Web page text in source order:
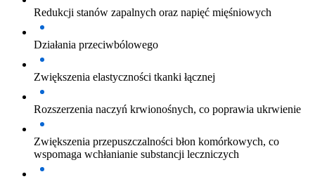
Redukcji stanów zapalnych oraz napięć mięśniowych
Działania przeciwbólowego
Zwiększenia elastyczności tkanki łącznej
Rozszerzenia naczyń krwionośnych, co poprawia ukrwienie
Zwiększenia przepuszczalności błon komórkowych, co
wspomaga wchłanianie substancji leczniczych